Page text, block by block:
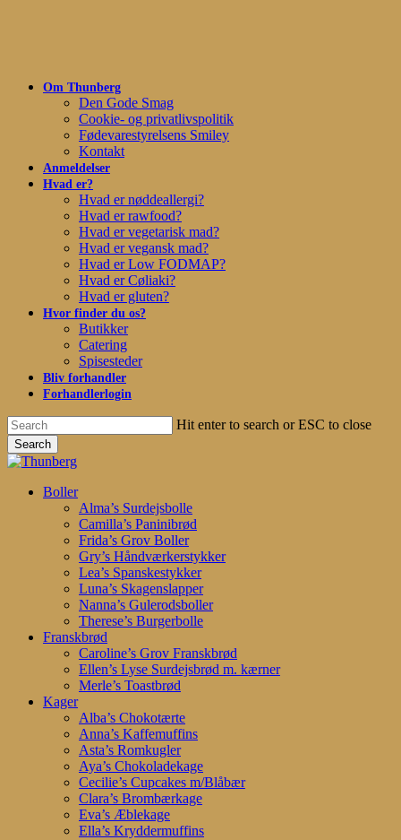
Om Thunberg
Den Gode Smag
Cookie- og privatlivspolitik
Fødevarestyrelsens Smiley
Kontakt
Anmeldelser
Hvad er?
Hvad er nøddeallergi?
Hvad er rawfood?
Hvad er vegetarisk mad?
Hvad er vegansk mad?
Hvad er Low FODMAP?
Hvad er Cøliaki?
Hvad er gluten?
Hvor finder du os?
Butikker
Catering
Spisesteder
Bliv forhandler
Forhandlerlogin
Hit enter to search or ESC to close
Search
Close
search
account
Menu
Boller
Alma’s Surdejsbolle
Camilla’s Paninibrød
Frida’s Grov Boller
Gry’s Håndværkerstykker
Lea’s Spanskestykker
Luna’s Skagenslapper
Nanna’s Gulerodsboller
Therese’s Burgerbolle
Franskbrød
Caroline’s Grov Franskbrød
Ellen’s Lyse Surdejsbrød m. kærner
Merle’s Toastbrød
Kager
Alba’s Chokotærte
Anna’s Kaffemuffins
Asta’s Romkugler
Aya’s Chokoladekage
Cecilie’s Cupcakes m/Blåbær
Clara’s Brombærkage
Eva’s Æblekage
Ella’s Kryddermuffins